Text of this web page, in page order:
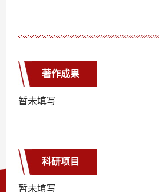
著作成果
暂未填写
科研项目
暂未填写